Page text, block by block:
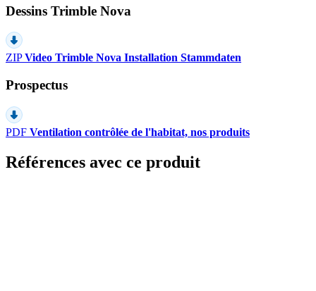
Dessins Trimble Nova
ZIP Video Trimble Nova Installation Stammdaten
Prospectus
PDF Ventilation contrôlée de l'habitat, nos produits
Références avec ce produit